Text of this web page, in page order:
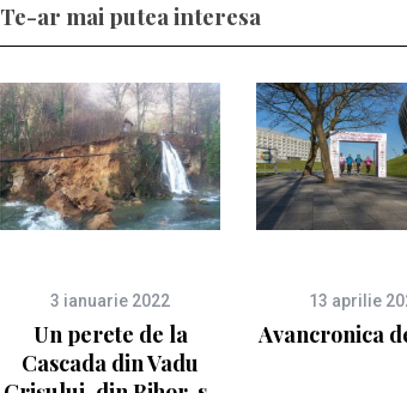
Te-ar mai putea interesa
3 ianuarie 2022
Un perete de la
Cascada din Vadu
13 aprilie
Avancronica